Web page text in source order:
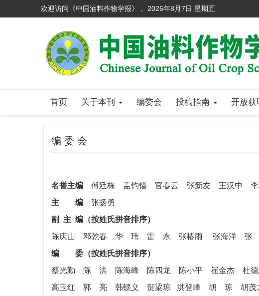
欢迎访问《中国油料作物学报》， 2026年8月7日 星期五
首页 关于本刊 编委会 投稿指南 开放获
编 委 会
名誉主编 傅廷栋 盖钧镒 官春云 张新友 王汉中 李
主 编 张扬勇
副 主 编（按姓氏拼音排序）
陈庆山 邓乾春 华 玮 雷 永 张椿雨 张海洋 张
编 委（按姓氏拼音排序）
蔡光勤 陈 洪 陈海峰 陈四龙 陈小平 崔金杰 杜
高玉红 郭 亮 韩锁义 贺梁琼 洪登峰 胡 琼 胡茂